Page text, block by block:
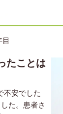
たことは
不安でした
た。患者さ